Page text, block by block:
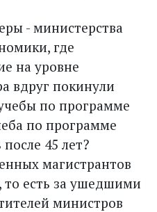
- министерства
где
на уровне
вдруг покинули
по программе
по программе
45 лет?
магистрантов
то есть за ушедшими
министров